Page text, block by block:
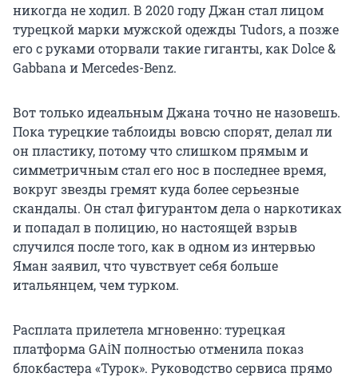
никогда не ходил. В 2020 году Джан стал лицом
турецкой марки мужской одежды Tudors, а позже
его с руками оторвали такие гиганты, как Dolce &
Gabbana и Mercedes-Benz.
Вот только идеальным Джана точно не назовешь.
Пока турецкие таблоиды вовсю спорят, делал ли
он пластику, потому что слишком прямым и
симметричным стал его нос в последнее время,
вокруг звезды гремят куда более серьезные
скандалы. Он стал фигурантом дела о наркотиках
и попадал в полицию, но настоящей взрыв
случился после того, как в одном из интервью
Яман заявил, что чувствует себя больше
итальянцем, чем турком.
Расплата прилетела мгновенно: турецкая
платформа GAİN полностью отменила показ
блокбастера «Турок». Руководство сервиса прямо